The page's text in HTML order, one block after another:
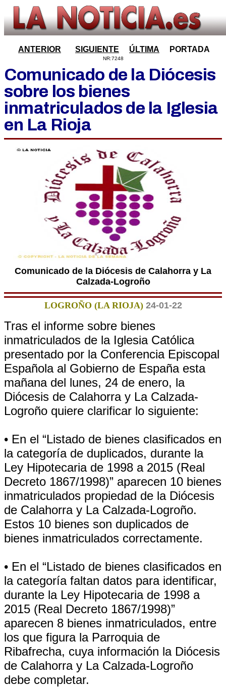
ANTERIOR SIGUIENTE ÚLTIMA PORTADA
NR:7248
Comunicado de la Diócesis
sobre los bienes
inmatriculados de la Iglesia
en La Rioja
Comunicado de la Diócesis de Calahorra y La
Calzada-Logroño
LOGROÑO (LA RIOJA) 24-01-22
Tras el informe sobre bienes
inmatriculados de la Iglesia Católica
presentado por la Conferencia Episcopal
Española al Gobierno de España esta
mañana del lunes, 24 de enero, la
Diócesis de Calahorra y La Calzada-
Logroño quiere clarificar lo siguiente:
• En el “Listado de bienes clasificados en
la categoría de duplicados, durante la
Ley Hipotecaria de 1998 a 2015 (Real
Decreto 1867/1998)” aparecen 10 bienes
inmatriculados propiedad de la Diócesis
de Calahorra y La Calzada-Logroño.
Estos 10 bienes son duplicados de
bienes inmatriculados correctamente.
• En el “Listado de bienes clasificados en
la categoría faltan datos para identificar,
durante la Ley Hipotecaria de 1998 a
2015 (Real Decreto 1867/1998)”
aparecen 8 bienes inmatriculados, entre
los que figura la Parroquia de
Ribafrecha, cuya información la Diócesis
de Calahorra y La Calzada-Logroño
debe completar.